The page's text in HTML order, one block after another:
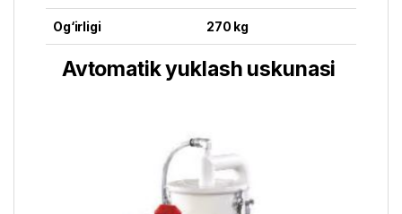
Og‘irligi 270 kg
Avtomatik yuklash uskunasi